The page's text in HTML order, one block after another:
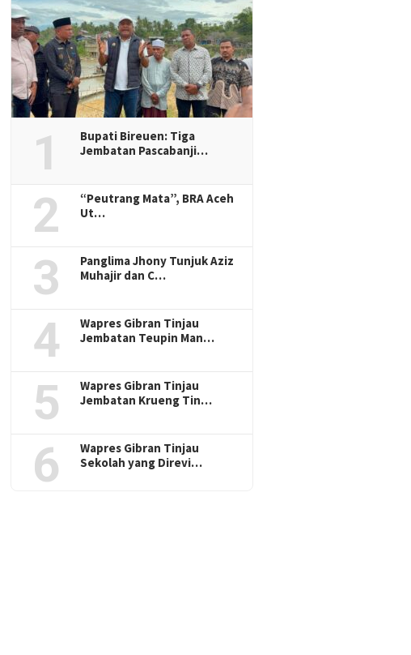
1
Bupati Bireuen: Tiga
Jembatan Pascabanji…
2
“Peutrang Mata”, BRA Aceh
Ut…
3
Panglima Jhony Tunjuk Aziz
Muhajir dan C…
4
Wapres Gibran Tinjau
Jembatan Teupin Man…
5
Wapres Gibran Tinjau
Jembatan Krueng Tin…
6
Wapres Gibran Tinjau
Sekolah yang Direvi…